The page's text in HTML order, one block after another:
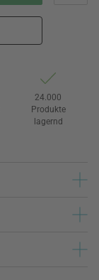
24.000
Produkte
lagernd